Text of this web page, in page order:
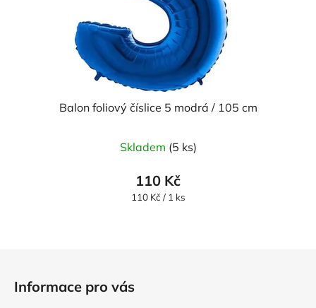
Balon foliový číslice 5 modrá / 105 cm
Skladem (5 ks)
110 Kč
Měrná
110 Kč / 1 ks
Informace pro vás